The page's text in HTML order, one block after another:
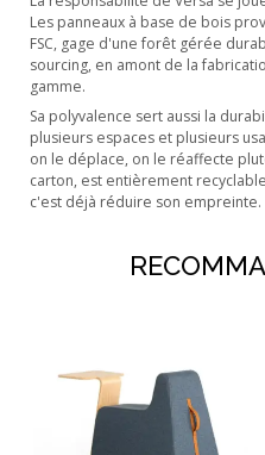
Les panneaux à base de bois
FSC, gage d'une forêt gérée
sourcing, en amont de la
gamme.
Sa polyvalence sert aussi la
plusieurs espaces et plusieurs
on le déplace, on le réaffecte
carton, est entièrement
c'est déjà réduire son empreinte.